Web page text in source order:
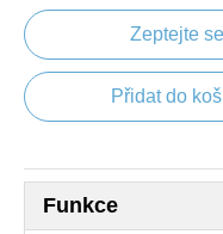
Zeptejte se
Přidat do
Funkce